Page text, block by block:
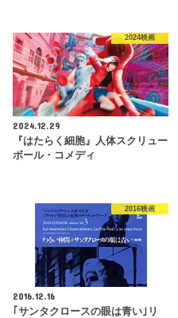
2024映画
2024.12.29
『はたらく細胞』人体スクリュー
ボール・コメディ
2016映画
2016.12.16
｢サンタクロースの眼は青い｣リ